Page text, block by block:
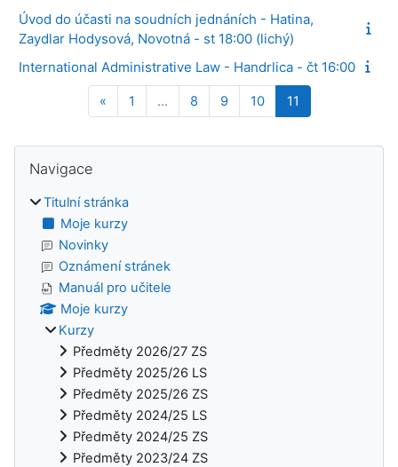
Úvod do účasti na soudních jednáních - Hatina,
Zaydlar Hodysová, Novotná - st 18:00 (lichý)
International Administrative Law - Handrlica - čt 16:00
«Předchozí stránka
1 Stránka 1
… 8Stránka 8
9Stránka 9
10Stránka 10
11
Bloky
Navigace
Titulní stránka
Moje kurzy
Novinky
Oznámení stránek
Manuál pro učitele
Moje kurzy
Kurzy
Předměty 2026/27 ZS
Předměty 2025/26 LS
Předměty 2025/26 ZS
Předměty 2024/25 LS
Předměty 2024/25 ZS
Předměty 2023/24 ZS